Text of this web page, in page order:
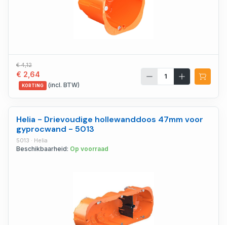
€ 4,12
€ 2,64
KORTING (incl. BTW)
Helia - Drievoudige hollewanddoos 47mm voor
gyprocwand - 5013
5013 · Helia
Beschikbaarheid: Op voorraad